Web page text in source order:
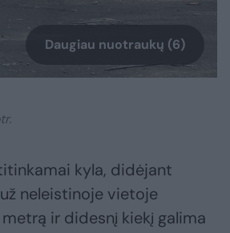
Daugiau nuotraukų (6)
kyla, didėjant
neleistinoje vietoje
ir didesnį kiekį galima